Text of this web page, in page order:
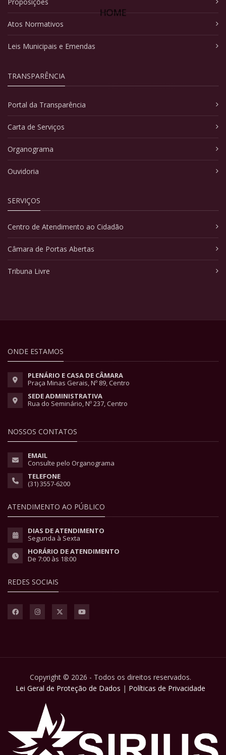
HOME
Atos Normativos
Leis Municipais e Emendas
TRANSPARÊNCIA
Portal da Transparência
Carta de Serviços
Organograma
Ouvidoria
SERVIÇOS
Centro de Atendimento ao Cidadão
Câmara de Portas Abertas
Tribuna Livre
ONDE ESTAMOS
PLENÁRIO E CASA DE CÂMARA
Praça Minas Gerais, Nº 89, Centro
SEDE ADMINISTRATIVA
Rua do Seminário, Nº 237, Centro
NOSSOS CONTATOS
EMAIL
Consulte pelo Organograma
TELEFONE
(31) 3557-6200
ATENDIMENTO AO PÚBLICO
DIAS DE ATENDIMENTO
Segunda à Sexta
HORÁRIO DE ATENDIMENTO
De 7:00 às 18:00
REDES SOCIAIS
Copyright © 2026 - Todos os direitos reservados.
Lei Geral de Proteção de Dados | Políticas de Privacidade